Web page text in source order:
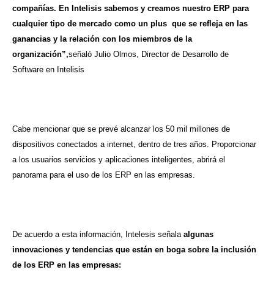
compañías. En Intelisis sabemos y creamos nuestro ERP para
cualquier tipo de mercado como un plus que se refleja en las
ganancias y la relación con los miembros de la
organización”,señaló Julio Olmos, Director de Desarrollo de
Software en Intelisis
Cabe mencionar que se prevé alcanzar los 50 mil millones de
dispositivos conectados a internet, dentro de tres años. Proporcionar
a los usuarios servicios y aplicaciones inteligentes, abrirá el
panorama para el uso de los ERP en las empresas.
De acuerdo a esta información, Intelesis señala algunas
innovaciones y tendencias que están en boga sobre la inclusión
de los ERP en las empresas: